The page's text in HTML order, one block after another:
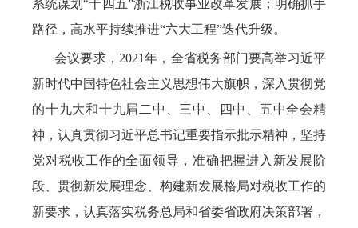
系统谋划“十四五”浙江税收事业改革发展；明确抓手
路径，高水平持续推进“六大工程”迭代升级。
会议要求，2021年，全省税务部门要高举习近平
新时代中国特色社会主义思想伟大旗帜，深入贯彻党
的十九大和十九届二中、三中、四中、五中全会精
神，认真贯彻习近平总书记重要指示批示精神，坚持
党对税收工作的全面领导，准确把握进入新发展阶
段、贯彻新发展理念、构建新发展格局对税收工作的
新要求，认真落实税务总局和省委省政府决策部署，